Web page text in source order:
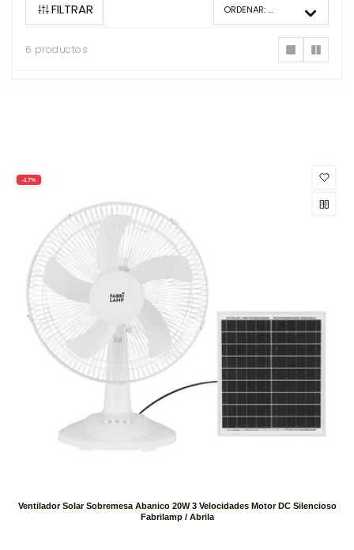
FILTRAR ORDENAR:
6 productos
-17%
Ventilador Solar Sobremesa Abanico 20W 3 Velocidades Motor DC Silencioso
Fabrilamp / Abrila